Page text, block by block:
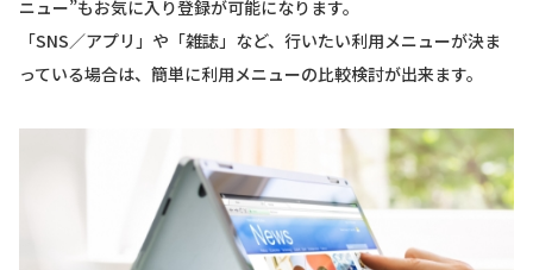
ニュー”もお気に入り登録が可能になります。
「SNS／アプリ」や「雑誌」など、行いたい利用メニューが決ま
っている場合は、簡単に利用メニューの比較検討が出来ます。